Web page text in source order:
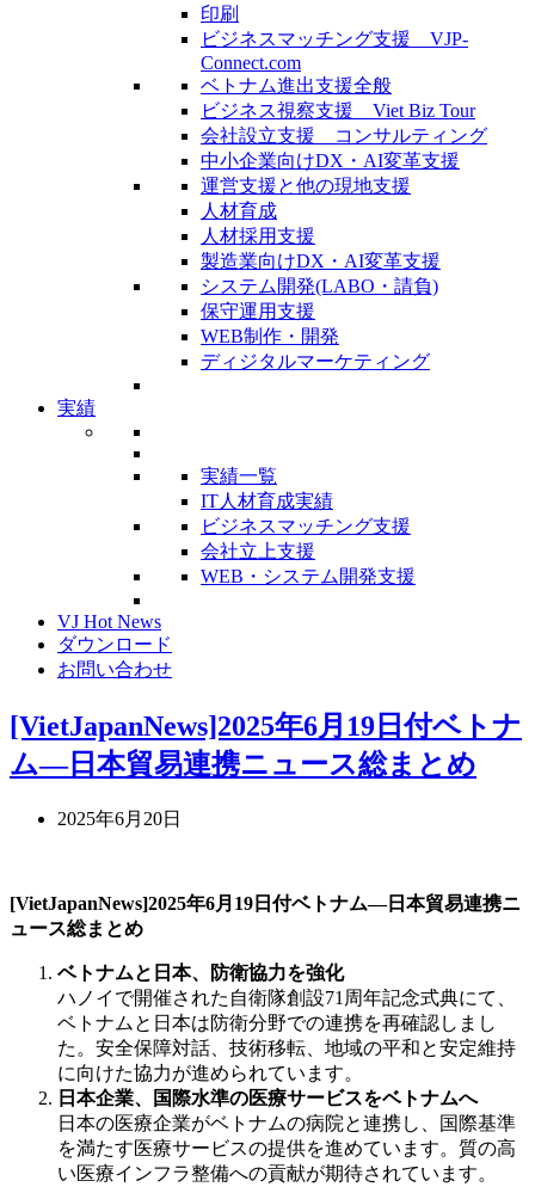
印刷
ビジネスマッチング支援 VJP-
Connect.com
ベトナム進出支援全般
ビジネス視察支援 Viet Biz Tour
会社設立支援 コンサルティング
中小企業向けDX・AI変革支援
運営支援と他の現地支援
人材育成
人材採用支援
製造業向けDX・AI変革支援
システム開発(LABO・請負)
保守運用支援
WEB制作・開発
ディジタルマーケティング
実績
実績一覧
IT人材育成実績
ビジネスマッチング支援
会社立上支援
WEB・システム開発支援
VJ Hot News
ダウンロード
お問い合わせ
[VietJapanNews]2025年6月19日付ベトナ
ム―日本貿易連携ニュース総まとめ
2025年6月20日
[VietJapanNews]2025年6月19日付ベトナム―日本貿易連携ニ
ュース総まとめ
ベトナムと日本、防衛協力を強化
ハノイで開催された自衛隊創設71周年記念式典にて、
ベトナムと日本は防衛分野での連携を再確認しまし
た。安全保障対話、技術移転、地域の平和と安定維持
に向けた協力が進められています。
日本企業、国際水準の医療サービスをベトナムへ
日本の医療企業がベトナムの病院と連携し、国際基準
を満たす医療サービスの提供を進めています。質の高
い医療インフラ整備への貢献が期待されています。